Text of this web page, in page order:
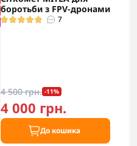
боротьби з FPV-дронами
7
4 500 грн. -11%
4 000 грн.
До кошика